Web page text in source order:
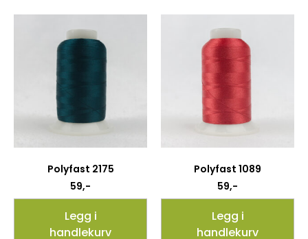
Polyfast 2175
59,-
Legg i
handlekurv
Polyfast 1089
59,-
Legg i
handlekurv